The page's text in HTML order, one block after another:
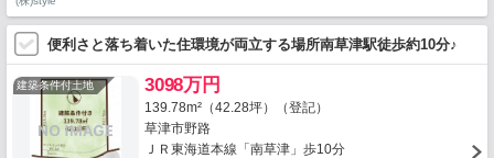
便利さと落ち着いた住環境が両立する場所南草津駅徒歩約10分♪
建築条件付土地 3098万円
139.78m²（42.28坪）（登記）
草津市野路
ＪＲ東海道本線「南草津」歩10分